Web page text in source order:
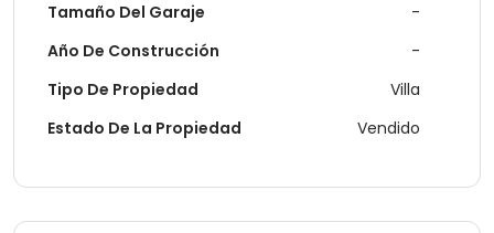
Tamaño Del Garaje
-
Año De Construcción
-
Tipo De Propiedad
Villa
Estado De La Propiedad
Vendido